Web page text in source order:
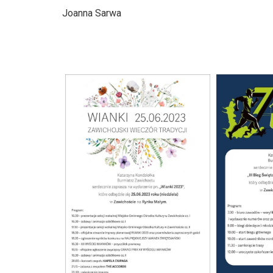
Joanna Sarwa